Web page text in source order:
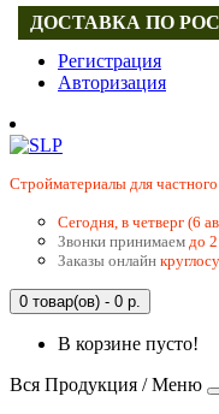
Регистрация
Авторизация
Cтройматериалы для
Сегодня, в четверг (6
Звонки принимаем до
Заказы онлайн
0 товар(ов) - 0 р.
В корзине пусто!
Вся Продукция / Меню
ДОСТАВКА ПО